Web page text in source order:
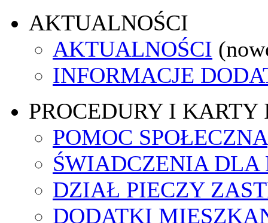
AKTUALNOŚCI
AKTUALNOŚCI
INFORMACJE
PROCEDURY I
POMOC SPOŁECZNA
ŚWIADCZENIA DLA
DZIAŁ PIECZY
DODATKI